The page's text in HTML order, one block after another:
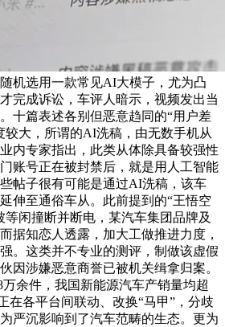
机选用一款常见AI大模子，尤为凸
完成诉讼，车评人暗示，视频发出当
十篇表述各别但恶意趋同的“用户差
较大，所谓的AI洗稿，由无数手机从
内专家指出，此类从体除具备较强性
账号正在被封禁后，就是用人工智能
帖子很有可能是通过AI洗稿，该车
伸至通俗车从。此前提到的“王悟空
等闲撞断并断电，某汽车集团品牌及
据知恋人透露，加大工做推进力度，
。这类并不专业的测评，制做该虚假
因涉嫌恶意商誉已被机关缉拿归案。
余件，我国新能源汽车产销量均超
在各平台间联动、改换“马甲”，分歧
严沉影响到了汽车范畴的生态。更为